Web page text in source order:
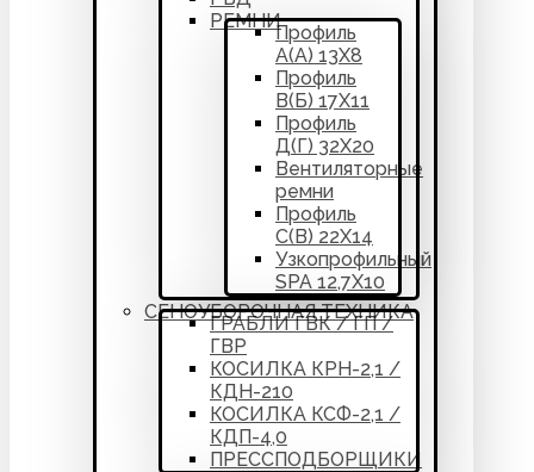
РЕМНИ
Профиль
А(А) 13Х8
Профиль
В(Б) 17Х11
Профиль
Д(Г) 32Х20
Вентиляторные
ремни
Профиль
С(В) 22Х14
Узкопрофильный
SPA 12,7Х10
СЕНОУБОРОЧНАЯ ТЕХНИКА
ГРАБЛИ ГВК / ГП /
ГВР
КОСИЛКА КРН-2,1 /
КДН-210
КОСИЛКА КСФ-2,1 /
КДП-4,0
ПРЕССПОДБОРЩИКИ